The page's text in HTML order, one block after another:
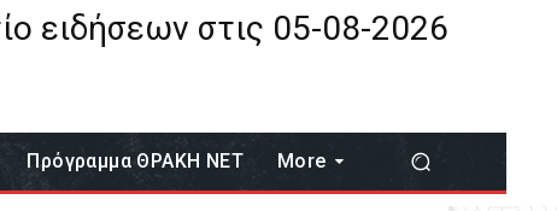
ειδήσεων στις 05-08-2026
Πρόγραμμα ΘΡΑΚΗ ΝΕΤ More